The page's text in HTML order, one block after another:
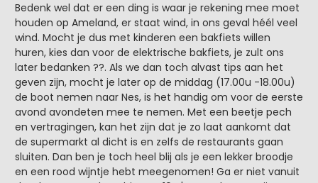
Bedenk wel dat er een ding is waar je rekening mee moet
houden op Ameland, er staat wind, in ons geval héél veel
wind. Mocht je dus met kinderen een bakfiets willen
huren, kies dan voor de elektrische bakfiets, je zult ons
later bedanken ??. Als we dan toch alvast tips aan het
geven zijn, mocht je later op de middag (17.00u -18.00u)
de boot nemen naar Nes, is het handig om voor de eerste
avond avondeten mee te nemen. Met een beetje pech
en vertragingen, kan het zijn dat je zo laat aankomt dat
de supermarkt al dicht is en zelfs de restaurants gaan
sluiten. Dan ben je toch heel blij als je een lekker broodje
en een rood wijntje hebt meegenomen! Ga er niet vanuit